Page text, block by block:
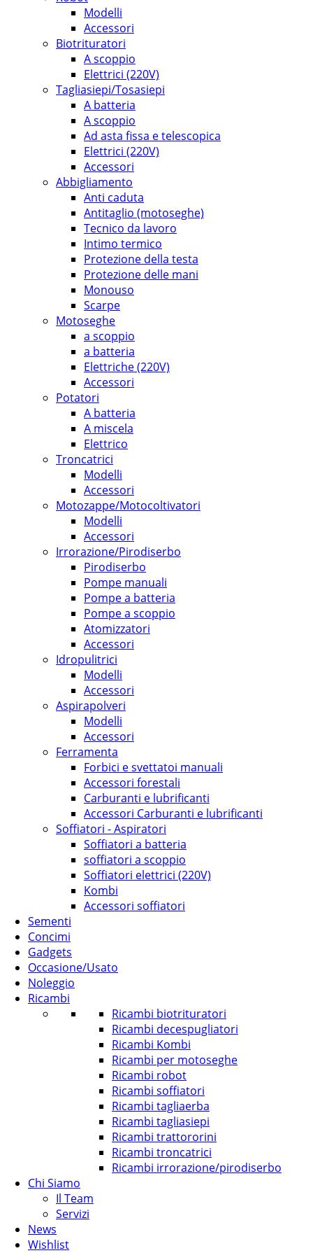
Modelli
Accessori
Biotrituratori
A scoppio
Elettrici (220V)
Tagliasiepi/Tosasiepi
A batteria
A scoppio
Ad asta fissa e telescopica
Elettrici (220V)
Accessori
Abbigliamento
Anti caduta
Antitaglio (motoseghe)
Tecnico da lavoro
Intimo termico
Protezione della testa
Protezione delle mani
Monouso
Scarpe
Motoseghe
a scoppio
a batteria
Elettriche (220V)
Accessori
Potatori
A batteria
A miscela
Elettrico
Troncatrici
Modelli
Accessori
Motozappe/Motocoltivatori
Modelli
Accessori
Irrorazione/Pirodiserbo
Pirodiserbo
Pompe manuali
Pompe a batteria
Pompe a scoppio
Atomizzatori
Accessori
Idropulitrici
Modelli
Accessori
Aspirapolveri
Modelli
Accessori
Ferramenta
Forbici e svettatoi manuali
Accessori forestali
Carburanti e lubrificanti
Accessori Carburanti e lubrificanti
Soffiatori - Aspiratori
Soffiatori a batteria
soffiatori a scoppio
Soffiatori elettrici (220V)
Kombi
Accessori soffiatori
Sementi
Concimi
Gadgets
Occasione/Usato
Noleggio
Ricambi
Ricambi biotrituratori
Ricambi decespugliatori
Ricambi Kombi
Ricambi per motoseghe
Ricambi robot
Ricambi soffiatori
Ricambi tagliaerba
Ricambi tagliasiepi
Ricambi trattororini
Ricambi troncatrici
Ricambi irrorazione/pirodiserbo
Chi Siamo
Il Team
Servizi
News
Wishlist